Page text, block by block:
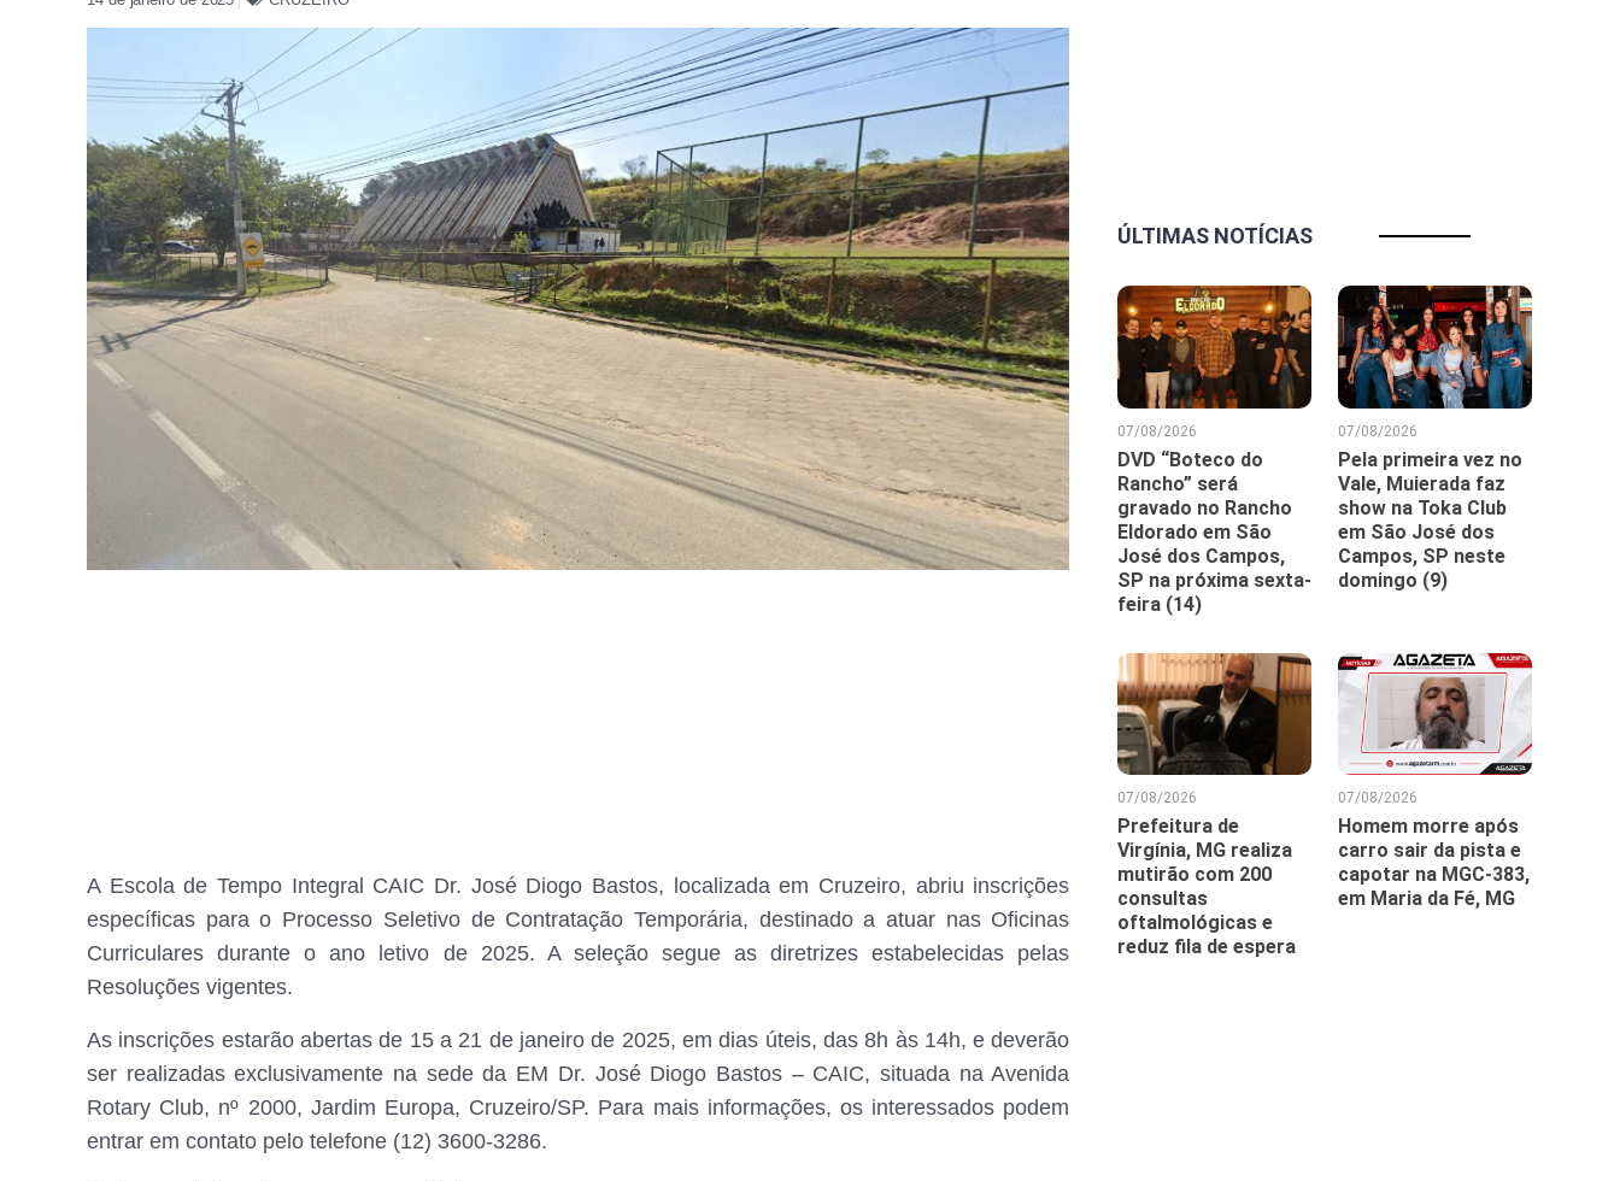
A Escola de Tempo Integral CAIC Dr. José Diogo Bastos, localizada em Cruzeiro, abriu inscrições
específicas para o Processo Seletivo de Contratação Temporária, destinado a atuar nas Oficinas
Curriculares durante o ano letivo de 2025. A seleção segue as diretrizes estabelecidas pelas
Resoluções vigentes.
As inscrições estarão abertas de 15 a 21 de janeiro de 2025, em dias úteis, das 8h às 14h, edeverão
ser realizadas exclusivamente na sede da EM Dr. José Diogo Bastos – CAIC, situada na Avenida
Rotary Club, nº 2000, Jardim Europa, Cruzeiro/SP. Para mais informações, os interessados podem
entrar em contato pelo telefone (12) 3600-3286.
ÚLTIMAS NOTÍCIAS
07/08/2026
DVD “Boteco do
Rancho” será
gravado no Rancho
Eldorado em São
José dos Campos,
SP na próxima sexta-
feira (14)
07/08/2026
Pela primeira vez no
Vale, Muierada faz
show na Toka Club
em São José dos
Campos, SP neste
domingo (9)
07/08/2026
Prefeitura de
Virgínia, MG realiza
mutirão com 200
consultas
oftalmológicas e
reduz fila de espera
07/08/2026
Homem morre após
carro sair da pista e
capotar na MGC-383,
em Maria da Fé, MG